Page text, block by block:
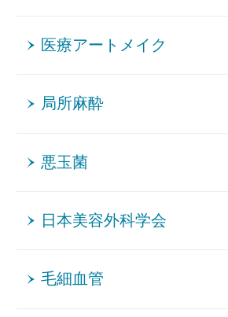
医療アートメイク
局所麻酔
悪玉菌
日本美容外科学会
毛細血管